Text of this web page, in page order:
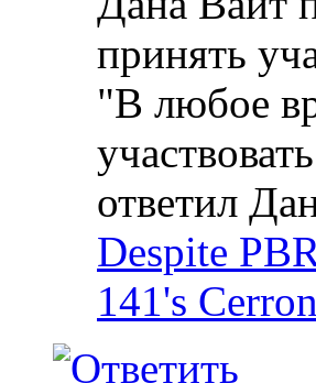
принять
"В любое
ответил
Despite
141's